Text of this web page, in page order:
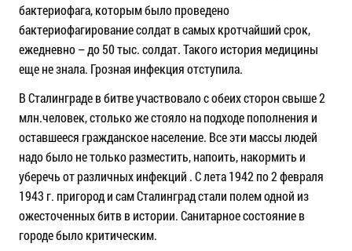
бактериофага, которым было проведено
бактериофагирование солдат в самых кротчайший срок,
ежедневно – до 50 тыс. солдат. Такого история медицины
еще не знала. Грозная инфекция отступила.
В Сталинграде в битве участвовало с обеих сторон свыше 2
млн.человек, столько же стояло на подходе пополнения и
оставшееся гражданское население. Все эти массы людей
надо было не только разместить, напоить, накормить и
уберечь от различных инфекций . С лета 1942 по 2 февраля
1943 г. пригород и сам Сталинград стали полем одной из
ожесточенных битв в истории. Санитарное состояние в
городе было критическим.